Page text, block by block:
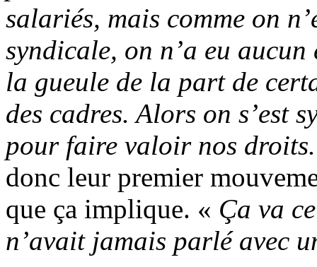
salariés, mais comme on
syndicale, on n’a eu
la gueule de la part de
des cadres. Alors on s’est
pour faire valoir nos droits.
donc leur premier
que ça implique. « Ça va
n’avait jamais parlé avec